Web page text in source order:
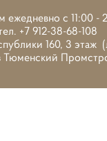
ежедневно с 11:00 -
+7 912-38-68-108
160, 3 этаж
Тюменский